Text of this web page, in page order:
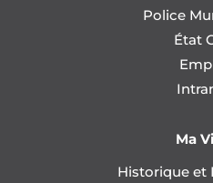
Police
État
Ma
Historique et